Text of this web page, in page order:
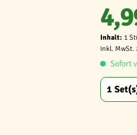
Inhalt: 1
inkl. MwSt.
Sofort